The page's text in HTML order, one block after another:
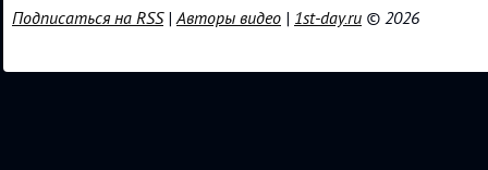
Подписаться на RSS|Авторы видео | 1st-day.ru © 2026